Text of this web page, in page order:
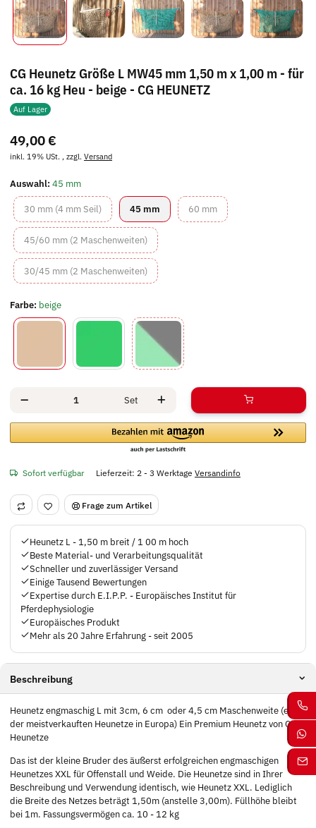
CG Heunetz Größe L MW45 mm 1,50 m x 1,00 m - für
ca. 16 kg Heu - beige - CG HEUNETZ
Auf Lager
49,00 €
inkl. 19% USt. , zzgl. Versand
Auswahl: 45 mm
30 mm (4 mm Seil)30 mm (4 mm Seil)
45 mm 45 mm60 mm60 mm
45/60 mm (2 Maschenweiten)45/60 mm (2 Maschenweiten)
30/45 mm (2 Maschenweiten)30/45 mm (2 Maschenweiten)
Farbe: beige
Set
Sofort verfügbar Lieferzeit: 2 - 3 Werktage Versandinfo
Frage zum Artikel
Heunetz L - 1,50 m breit / 1 00 m hoch
Beste Material- und Verarbeitungsqualität
Schneller und zuverlässiger Versand
Einige Tausend Bewertungen
Expertise durch E.I.P.P. - Europäisches Institut für
Pferdephysiologie
Europäisches Produkt
Mehr als 20 Jahre Erfahrung - seit 2005
Beschreibung
Heunetz engmaschig L mit 3cm, 6 cm oder 4,5 cm Maschenweite (eines
der meistverkauften Heunetze in Europa) Ein Premium Heunetz von CG
Heunetze
Das ist der kleine Bruder des äußerst erfolgreichen engmaschigen
Heunetzes XXL für Offenstall und Weide. Die Heunetze sind in Ihrer
Beschreibung und Verwendung identisch, wie Heunetz XXL. Lediglich
die Breite des Netzes beträgt 1,50m (anstelle 3,00m). Füllhöhe bleibt
bei 1m. Fassungsvermögen ca. 10 - 12 kg